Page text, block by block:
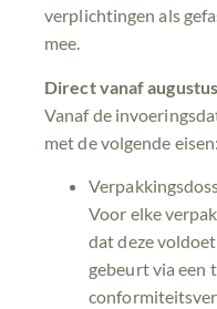
verplichtingen als
mee.
Direct vanaf
Vanaf de
met de volgende eisen:
Voor elke
dat deze
gebeurt via een